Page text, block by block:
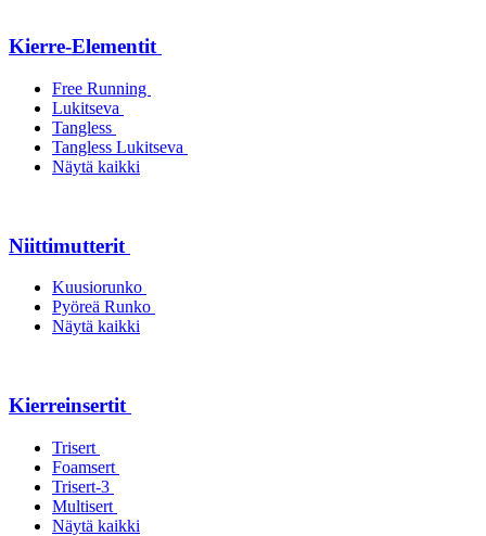
Kierre-Elementit
Free Running
Lukitseva
Tangless
Tangless Lukitseva
Näytä kaikki
Niittimutterit
Kuusiorunko
Pyöreä Runko
Näytä kaikki
Kierreinsertit
Trisert
Foamsert
Trisert-3
Multisert
Näytä kaikki